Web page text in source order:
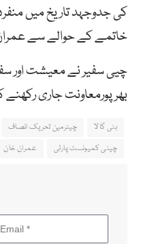
کی جدوجہد تاریخ میں
خاتمے کے حوالے سے
چیی سفیر نے معیشت اور
بھرپورمعاونت جاری رکھنے
بنی گالا چیئرمین تحریک انصاف
چینی کمیونسٹ پارٹی
عمران خان